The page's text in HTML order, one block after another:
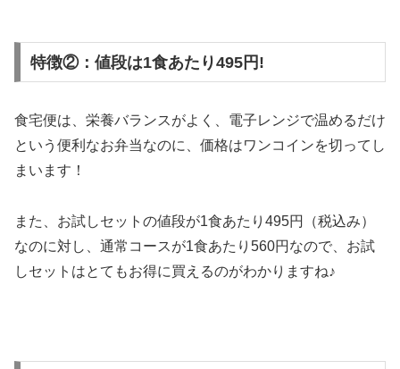
特徴②：値段は1食あたり495円!
食宅便は、栄養バランスがよく、電子レンジで温めるだけ
という便利なお弁当なのに、 価格はワンコインを切ってし
まいます！
また、お試しセットの値段が1食あたり495円（税込み）
なのに対し、通常コースが1食あたり560円なので、お試
しセットはとてもお得に買えるのがわかりますね♪